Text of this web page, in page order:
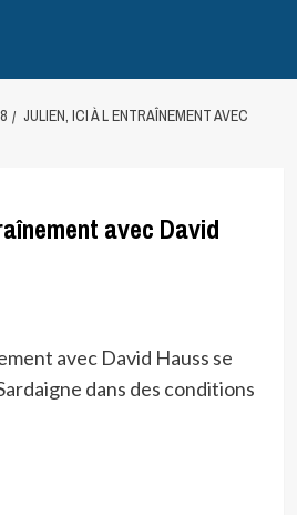
JULIEN, ICI À L ENTRAÎNEMENT AVEC
avec David
avec David Hauss se
dans des conditions